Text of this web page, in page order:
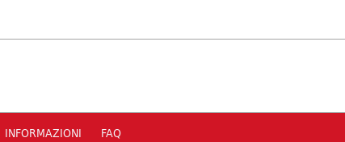
INFORMAZIONI FAQ